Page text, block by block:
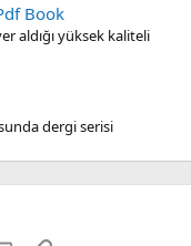
Book
aldığı yüksek kaliteli
dergi serisi